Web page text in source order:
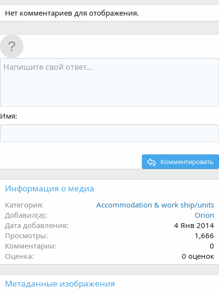
Нет комментариев для отображения.
Имя
Комментировать
Информация о медиа
Категория
Accommodation & work ship/units
Добавил(а)
Orion
Дата добавления
4 Янв 2014
Просмотры
1,666
Комментарии
0
Оценка
0
.
0
0 оценок
Метаданные изображения